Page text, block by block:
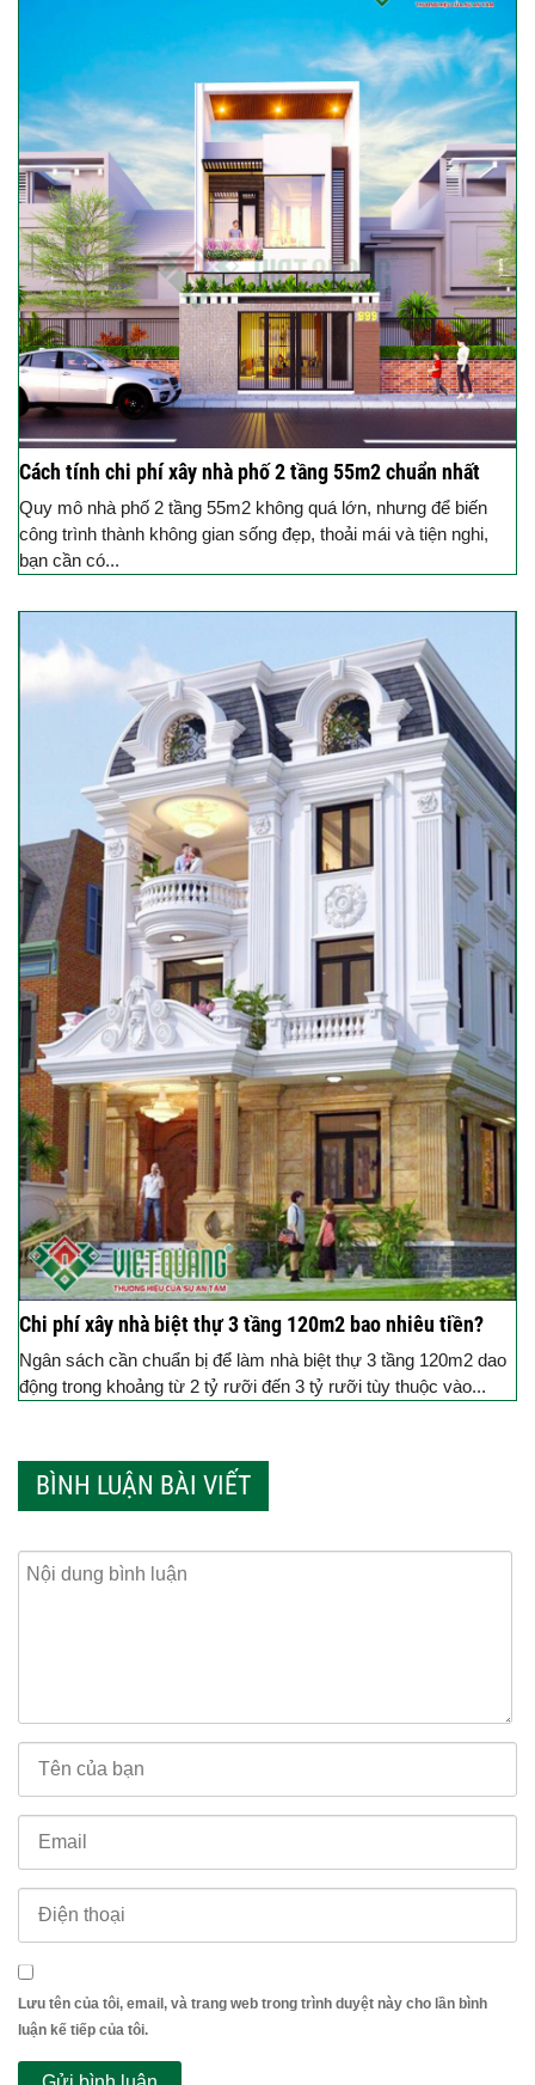
Cách tính chi phí xây nhà phố 2 tầng 55m2 chuẩn nhất
Quy mô nhà phố 2 tầng 55m2 không quá lớn, nhưng để biến
công trình thành không gian sống đẹp, thoải mái và tiện nghi,
bạn cần có...
Chi phí xây nhà biệt thự 3 tầng 120m2 bao nhiêu tiền?
Ngân sách cần chuẩn bị để làm nhà biệt thự 3 tầng 120m2 dao
động trong khoảng từ 2 tỷ rưỡi đến 3 tỷ rưỡi tùy thuộc vào...
BÌNH LUẬN BÀI VIẾT
Lưu tên của tôi, email, và trang web trong trình duyệt này cho lần bình
luận kế tiếp của tôi.